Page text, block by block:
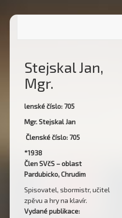
Stejskal Jan,
Mgr.
lenské číslo: 705
Mgr. Stejskal Jan
Členské číslo: 705
*1938
Člen SVčS – oblast
Pardubicko, Chrudim
Spisovatel, sbormistr, učitel
zpěvu a hry na klavír.
Vydané publikace: